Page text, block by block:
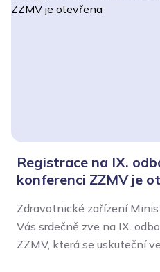
Registrace na IX.
konferenci ZZMV je
Zdravotnické zařízení
Vás srdečně zve na IX.
ZZMV, která se uskuteční